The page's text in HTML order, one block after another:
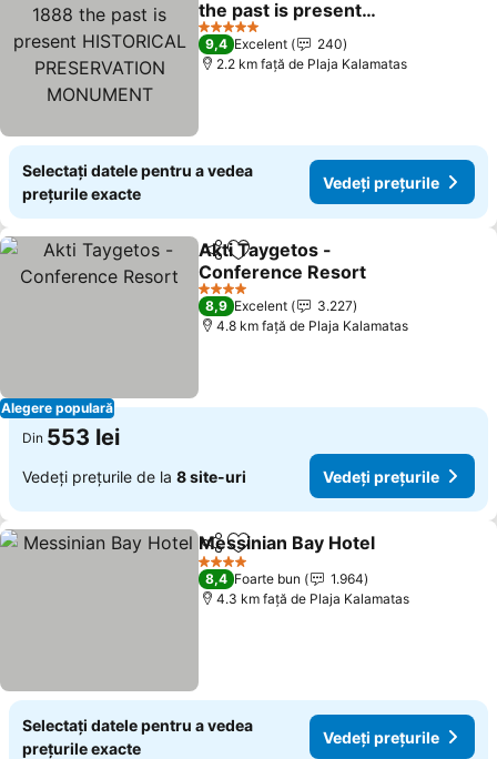
the past is present
HISTORICAL
PRESERVATION
MONUMENT
5 Stele
9,4 Excelent
240
2.2 km faţă de Plaja Kalamatas
Selectați datele pentru a vedea
prețurile exacte
Vedeți prețurile
Alegere populară
DistribuițiAdăugaţi la favorite
Akti Taygetos -
Conference Resort
4 Stele
8,9 Excelent
3.227
4.8 km faţă de Plaja Kalamatas
Din 553 lei
Vedeți prețurile de la 8 site-uri Vedeți prețurile
DistribuițiAdăugaţi la favorite
Messinian Bay Hotel
4 Stele
8,4 Foarte bun
1.964
4.3 km faţă de Plaja Kalamatas
Selectați datele pentru a vedea
prețurile exacte
Vedeți prețurile